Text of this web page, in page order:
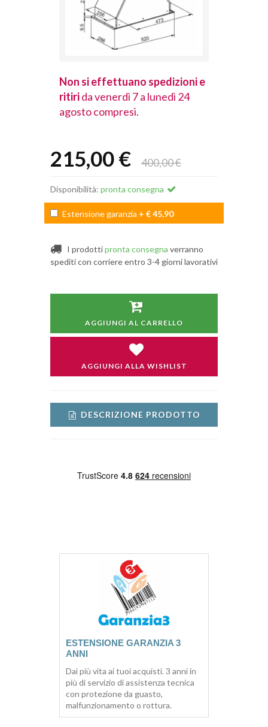
Non si effettuano spedizioni e
ritirida venerdì 7 a lunedì 24
agosto compresi.
215,00 € 400,00 €
Disponibilità: pronta consegna
Estensione garanzia + € 45,90
I prodottipronta consegna verranno
spediti con corriere entro 3-4 giorni lavorativi
AGGIUNGI AL CARRELLO
AGGIUNGI ALLA WISHLIST
DESCRIZIONE PRODOTTO
ESTENSIONE GARANZIA 3
ANNI
Dai più vita ai tuoi acquisti. 3 anni in
più di servizio di assistenza tecnica
con protezione da guasto,
malfunzionamento o rottura.